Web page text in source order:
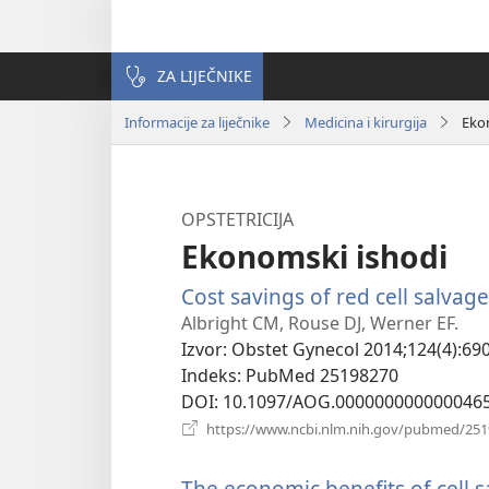
ZA LIJEČNIKE
Informacije za liječnike Medicina i kirurgija
OPSTETRICIJA
Ekonomski ishodi
Cost savings of red cell
Albright CM, Rouse DJ, Werner EF.
Izvor‎: Obstet Gynecol
Indeks‎: PubMed 25198270
DOI‎: 10.1097/
https://www.ncbi.nlm.nih.gov/pubmed/